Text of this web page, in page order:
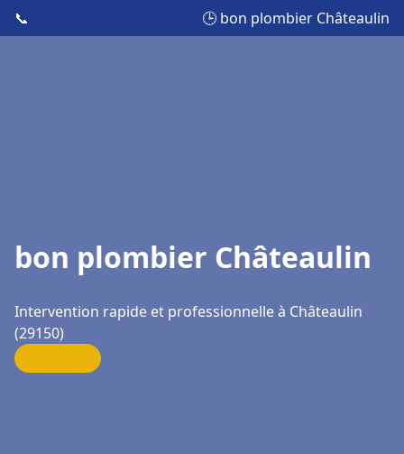
📞 🕒 bon plombier Châteaulin
bon plombier Châteaulin
Intervention rapide et professionnelle à Châteaulin
(29150)